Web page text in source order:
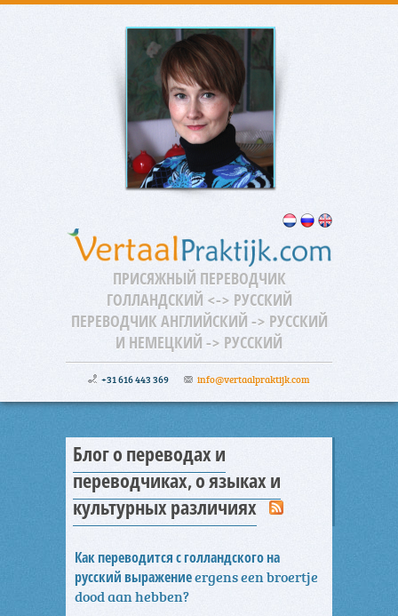
ПРИСЯЖНЫЙ ПЕРЕВОДЧИК
ГОЛЛАНДСКИЙ <-> РУССКИЙ
ПЕРЕВОДЧИК АНГЛИЙСКИЙ -> РУССКИЙ
И НЕМЕЦКИЙ -> РУССКИЙ
+31 616 443 369 info@vertaalpraktijk.com
Блог о переводах и
переводчиках, о языках и
культурных различиях
Как переводится с голландского на
русский выражение ergens een broertje
dood aan hebben?